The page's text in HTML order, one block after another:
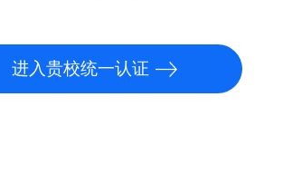
进入贵校统一认证